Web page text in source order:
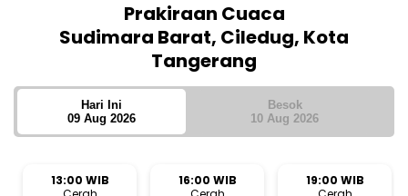
Prakiraan Cuaca
Sudimara Barat, Ciledug, Kota
Tangerang
Hari Ini
09 Aug 2026
Besok
10 Aug 2026
13:00 WIB
16:00 WIB
19:00 WIB